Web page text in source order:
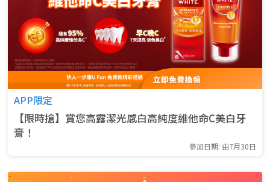
APP限定
【限時搶】賞您高露潔光感白高純度維他命C美白牙
膏！
參加日期: 由7月30日